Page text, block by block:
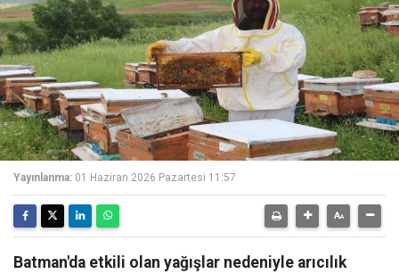
Yayınlanma: 01 Haziran 2026 Pazartesi 11:57
Batman'da etkili olan yağışlar nedeniyle arıcılık